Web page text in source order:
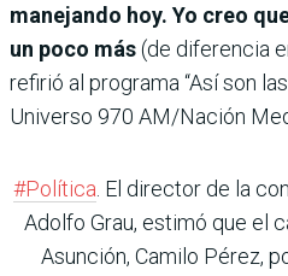
manejando hoy. Yo creo
un poco más(de diferencia
refirió al programa “Así son
Universo 970 AM/Nación
#Política. El director de la
Adolfo Grau, estimó que el
Asunción, Camilo Pérez,